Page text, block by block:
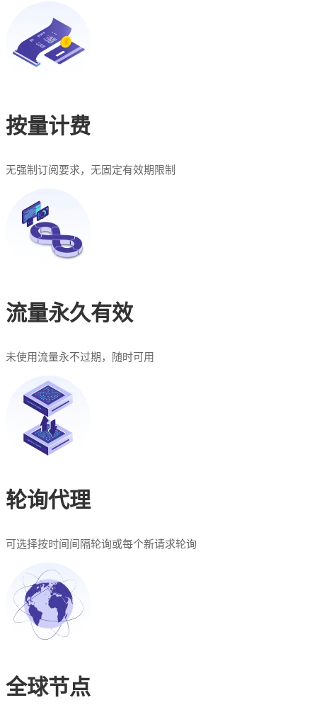
按量计费
无强制订阅要求，无固定有效期限制
流量永久有效
未使用流量永不过期，随时可用
轮询代理
可选择按时间间隔轮询或每个新请求轮询
全球节点